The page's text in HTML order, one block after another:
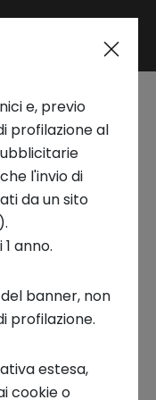
Area riservata
e, previo
profilazione al
l'invio di
da un sito
anno.
banner, non
profilazione.
estesa,
cookie o